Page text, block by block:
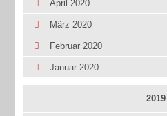
April 2020
März 2020
Februar 2020
Januar 2020
2019